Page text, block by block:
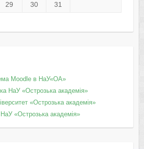
29 30
31
Moodle в НаУ«ОА»
НаУ «Острозька академія»
«Острозька академія»
«Острозька академія»